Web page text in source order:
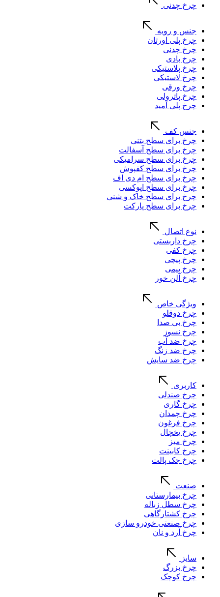
چرخ چدنی
جنس و رویه
چرخ پلی اورتان
چرخ چدنی
چرخ بادی
چرخ پلاستیکی
چرخ لاستیکی
چرخ ورقی
چرخ پاترولی
چرخ پلی آمید
جنس کف
چرخ برای سطح بتنی
چرخ برای سطح آسفالت
چرخ برای سطح سرامیکی
چرخ برای سطح کفپوش
چرخ برای سطح ام دی اف
چرخ برای سطح اپوکسی
چرخ برای سطح خاک و شنی
چرخ برای سطح پارکت
نوع اتصال
چرخ داربستی
چرخ کفی
چرخ پیچی
چرخ پیمی
چرخ آلن خور
ویژگی خاص
چرخ دوقلو
چرخ بی صدا
چرخ نسوز
چرخ ضد آب
چرخ ضد زنگ
چرخ ضد سایش
کاربری
چرخ صندلی
چرخ گاری
چرخ چمدان
چرخ فرغون
چرخ یخچال
چرخ میز
چرخ کابینت
چرخ جک پالت
صنعت
چرخ بیمارستانی
چرخ سطل زباله
چرخ کشتارگاهی
چرخ صنعتی خودرو سازی
چرخ آرد و نان
سایز
چرخ بزرگ
چرخ کوچک